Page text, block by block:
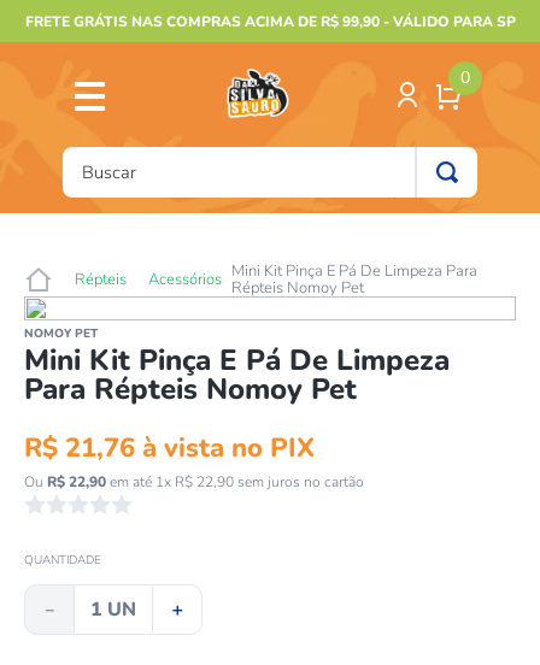
FRETE GRÁTIS NAS COMPRAS ACIMA DE R$ 99,90 - VÁLIDO PARA SP
0
Buscar
Répteis Acessórios Mini Kit Pinça E Pá De Limpeza Para
Répteis Nomoy Pet
NOMOY PET
Mini Kit Pinça E Pá De Limpeza
Para Répteis Nomoy Pet
R$ 21,76 à vista no PIX
Ou R$22,90em até 1x R$ 22,90sem juros no cartão
☆☆☆☆☆
QUANTIDADE
＋
－
2º
animais
gecko
4º
jabuti